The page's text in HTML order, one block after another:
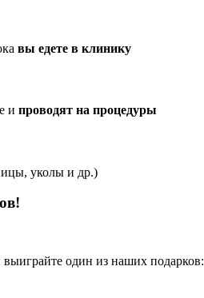
вы едете в клинику
и проводят на процедуры
уколы и др.)
один из наших подарков: